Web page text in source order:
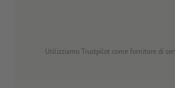
Utilizziamo Trustpilot come fornitore di